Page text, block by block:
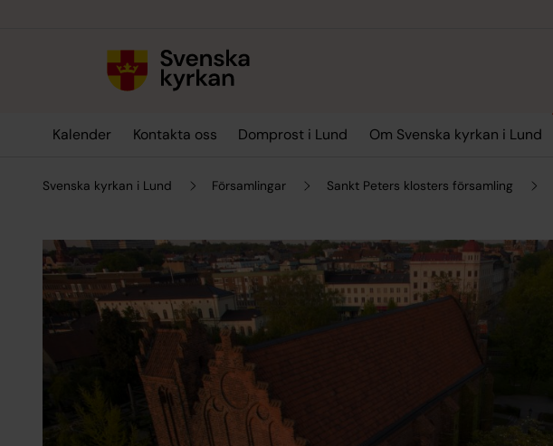
Kalender Kontakta oss Domprost i Lund Om Svenska kyrkan i Lund
Svenska kyrkan i Lund Församlingar Sankt Peters klosters församling